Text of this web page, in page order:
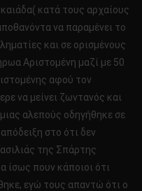
κατά τους αρχαίους
να παραμένει το
και σε ορισμένους
Αριστομένη μαζί με 50
αφού τον
να μείνει ζωντανός και
αλεπούς οδηγήθηκε σε
στο ότι δεν
της Σπάρτης
ίσως πουν κάποιοι ότι
εγώ τους απαντώ ότι ο